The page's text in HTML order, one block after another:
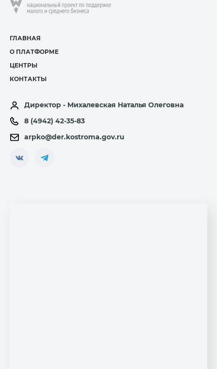
ГЛАВНАЯ
О ПЛАТФОРМЕ
ЦЕНТРЫ
КОНТАКТЫ
Директор - Михалевская Наталья Олеговна
8 (4942) 42-35-83
arpko@der.kostroma.gov.ru